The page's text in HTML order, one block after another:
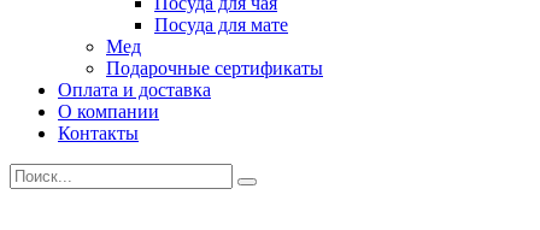
Посуда для мате
Мед
Подарочные сертификаты
Оплата и доставка
О компании
Контакты
Искать: